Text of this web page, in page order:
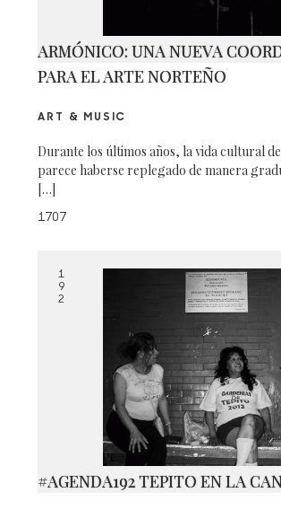
ARMÓNICO: UNA NUEVA
PARA EL ARTE NORTEÑO
ART & MUSIC
Durante los últimos años, la vida cultural
parece haberse replegado de manera
[…]
1707
1
9
2
#AGENDA192 TEPITO EN LA